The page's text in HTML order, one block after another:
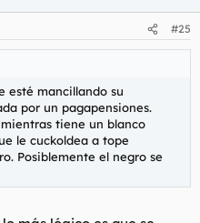
#25
esté mancillando su
por un pagapensiones.
tiene un blanco
le cuckoldea a tope
Posiblemente el negro se